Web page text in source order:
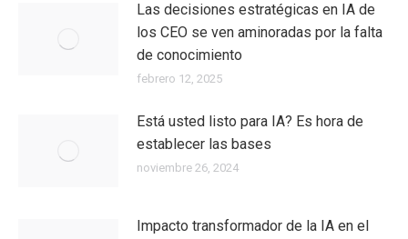
Las decisiones estratégicas en IA de
los CEO se ven aminoradas por la falta
de conocimiento
febrero 12, 2025
Está usted listo para IA? Es hora de
establecer las bases
noviembre 26, 2024
Impacto transformador de la IA en el